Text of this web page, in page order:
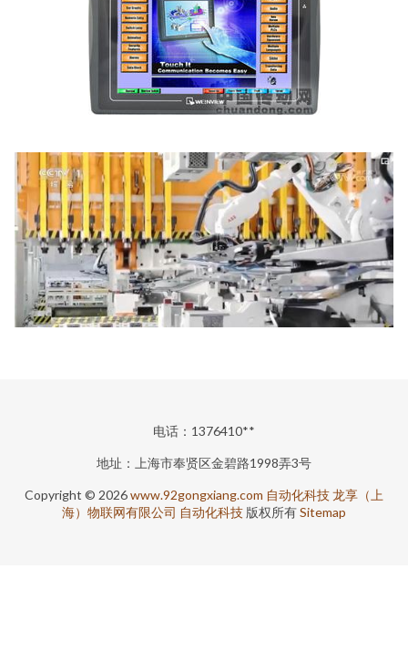
电话：1376410**
地址：上海市奉贤区金碧路1998弄3号
Copyright © 2026www.92gongxiang.com 自动化科技龙享（上
海）物联网有限公司 自动化科技 版权所有Sitemap